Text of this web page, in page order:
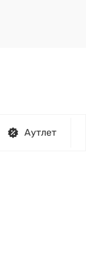
Аутлет